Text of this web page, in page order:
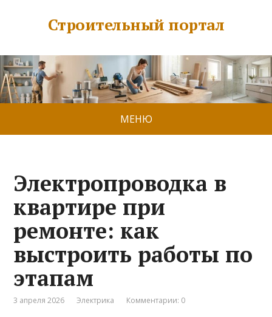
Строительный портал
МЕНЮ
Электропроводка в
квартире при
ремонте: как
выстроить работы по
этапам
3 апреля 2026 Электрика Комментарии: 0